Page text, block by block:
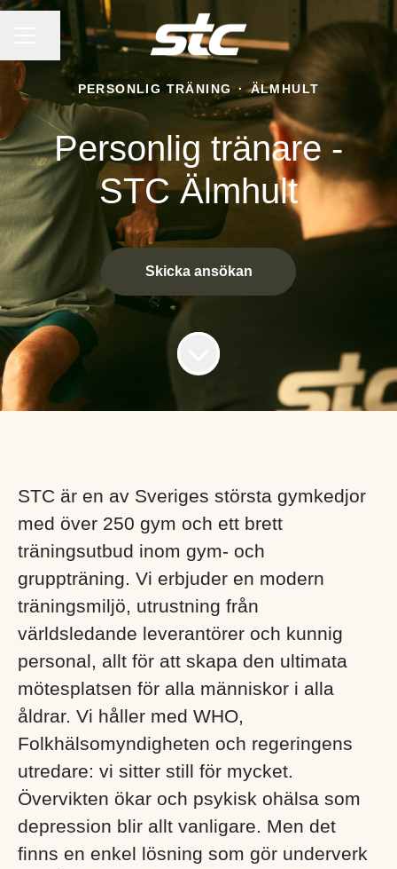
KARRIÄRMENY
Dela sidan
PERSONLIG TRÄNING · ÄLMHULT
Personlig tränare -
STC Älmhult
Skicka ansökan
STC är en av Sveriges största gymkedjor
med över 250 gym och ett brett
träningsutbud inom gym- och
gruppträning. Vi erbjuder en modern
träningsmiljö, utrustning från
världsledande leverantörer och kunnig
personal, allt för att skapa den ultimata
mötesplatsen för alla människor i alla
åldrar. Vi håller med WHO,
Folkhälsomyndigheten och regeringens
utredare: vi sitter still för mycket.
Övervikten ökar och psykisk ohälsa som
depression blir allt vanligare. Men det
finns en enkel lösning som gör underverk